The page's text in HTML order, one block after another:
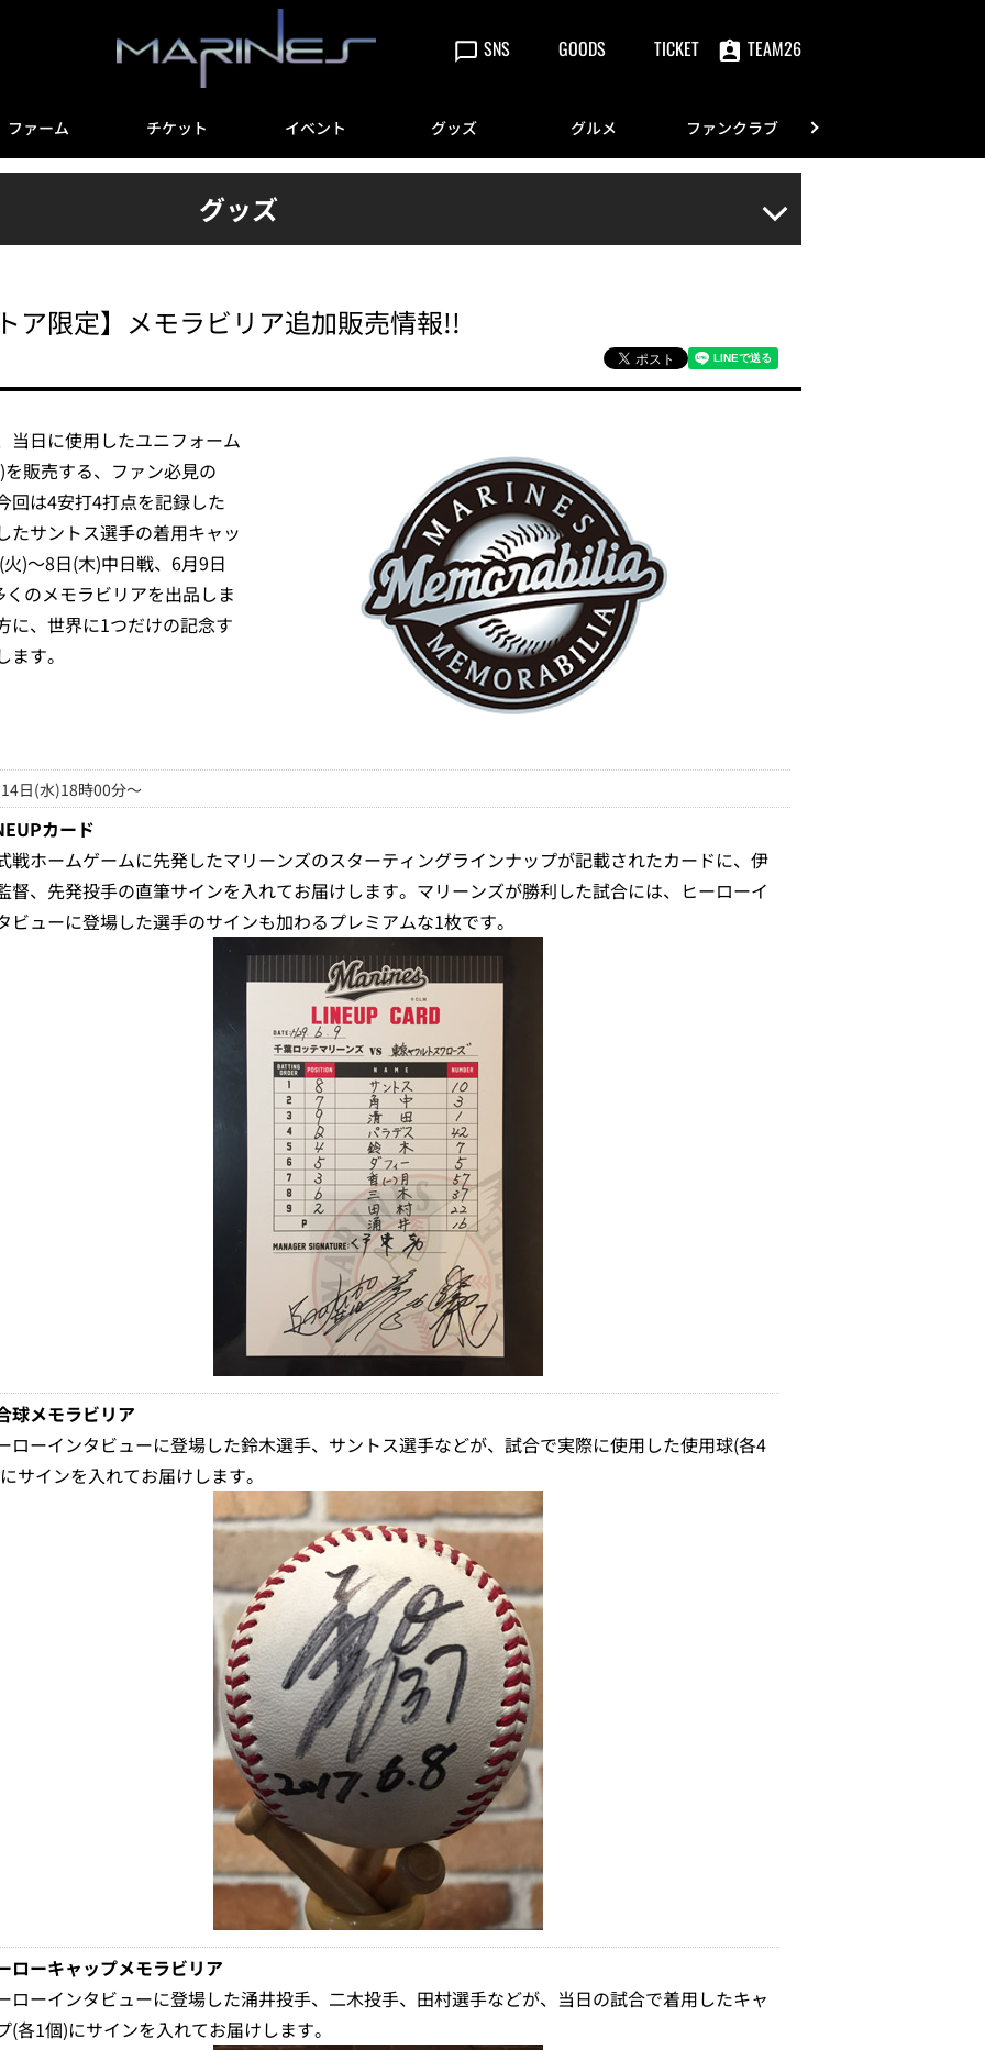
SNS GOODS TICKET TEAM26
ファーム チケット イベント グッズ グルメ ファンクラブ
グッズ
ア限定】メモラビリア追加販売情報!!
当日に使用したユニフォーム
販売する、ファン必見の
回は4安打4打点を記録した
たサントス選手の着用キャッ
)～8日(木)中日戦、6月9日
のメモラビリアを出品しま
に、世界に1つだけの記念す
す。
日(水)18時00分～
カード
戦ホームゲームに先発したマリーンズのスターティングラインナップが記載されたカードに、伊
督、先発投手の直筆サインを入れてお届けします。マリーンズが勝利した試合には、ヒーローイ
ビューに登場した選手のサインも加わるプレミアムな1枚です。
球メモラビリア
ローインタビューに登場した鈴木選手、サントス選手などが、試合で実際に使用した使用球(各4
サインを入れてお届けします。
ローキャップメモラビリア
ローインタビューに登場した涌井投手、二木投手、田村選手などが、当日の試合で着用したキャ
(各1個)にサインを入れてお届けします。